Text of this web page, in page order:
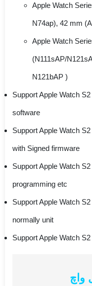
Apple Watch
N74ap), 42 mm
Apple Watch
(N111sAP/
N121bAP )
Support Apple Watch
software
Support Apple Watch
with Signed firmware
Support Apple Watch
programming etc
Support Apple Watch
normally unit
Support Apple Watch
واچ